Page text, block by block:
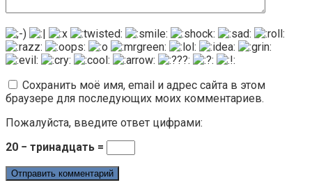
Сохранить моё имя, email и адрес сайта в этом
браузере для последующих моих комментариев.
Пожалуйста, введите ответ цифрами:
20 − тринадцать =